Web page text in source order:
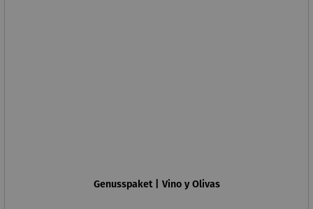
Genusspaket | Vino y Olivas